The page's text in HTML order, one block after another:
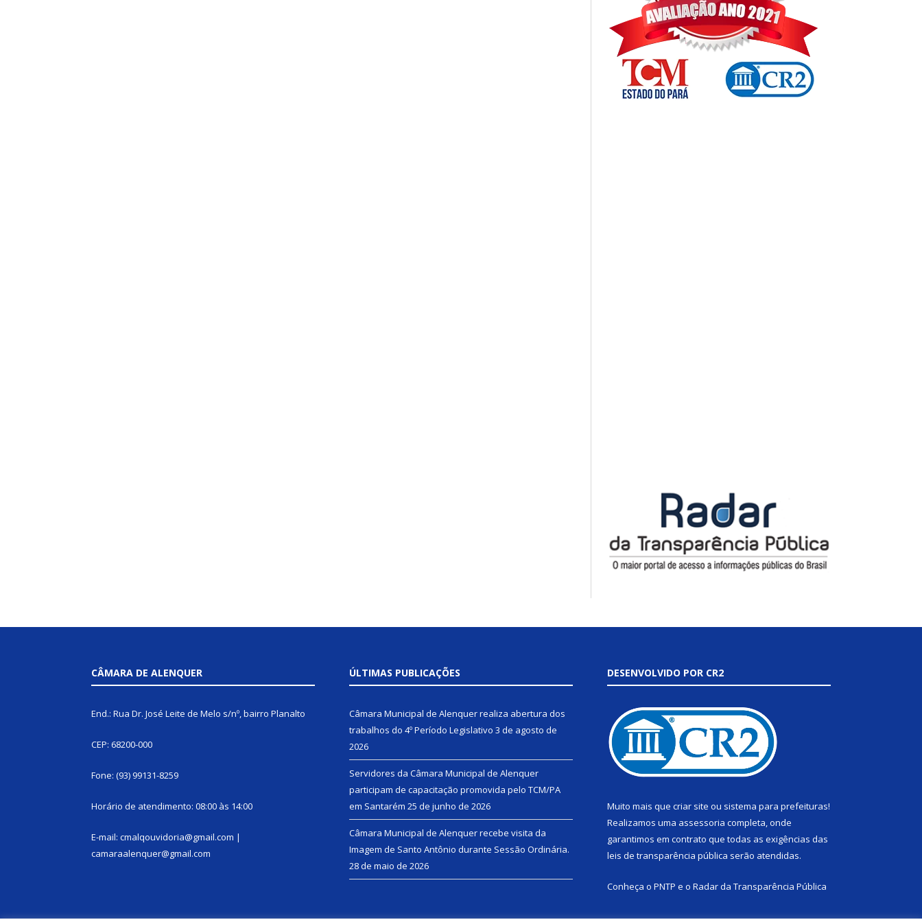
CÂMARA DE ALENQUER
End.: Rua Dr. José Leite de Melo s/nº, bairro Planalto
CEP: 68200-000
Fone: (93) 99131-8259
Horário de atendimento: 08:00 às 14:00
E-mail: cmalqouvidoria@gmail.com |
camaraalenquer@gmail.com
ÚLTIMAS PUBLICAÇÕES
Câmara Municipal de Alenquer realiza abertura dos
trabalhos do 4º Período Legislativo 3 de agosto de
2026
Servidores da Câmara Municipal de Alenquer
participam de capacitação promovida pelo TCM/PA
em Santarém 25 de junho de 2026
Câmara Municipal de Alenquer recebe visita da
Imagem de Santo Antônio durante Sessão Ordinária.
28 de maio de 2026
DESENVOLVIDO POR CR2
Muito mais que criar site ou sistema para prefeituras!
Realizamos uma assessoria completa, onde
garantimos em contrato que todas as exigências das
leis de transparência pública serão atendidas.
Conheça o PNTP e o Radar da Transparência Pública